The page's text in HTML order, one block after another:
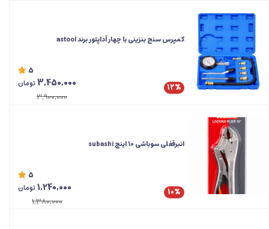
کمپرس سنج بنزینی با چهار آداپتور برند astool
5
12%
3,450,000تومان
3,900,000
انبرقفلی سوباشی 10 اینچ subashi
5
10%
1,240,000تومان
1,380,000